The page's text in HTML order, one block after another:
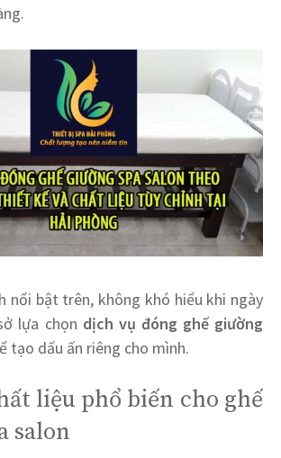
nổi bật trên, không khó hiểu khi ngày
lựa chọn dịch vụ đóng ghế giường
tạo dấu ấn riêng cho mình.
liệu phổ biến cho ghế
salon